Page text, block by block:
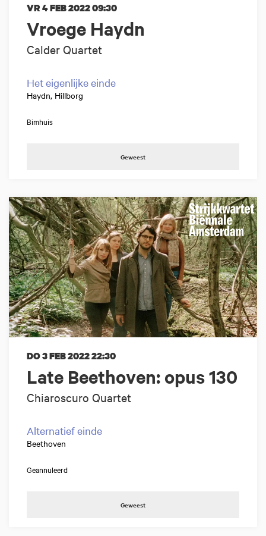
Vroege Haydn
Calder Quartet
VR 4 FEB 202209:30
Het eigenlijke einde
Haydn, Hillborg
Bimhuis
Geweest
Late Beethoven: opus 130
Chiaroscuro Quartet
DO 3 FEB 202222:30
Alternatief einde
Beethoven
Geannuleerd
Geweest